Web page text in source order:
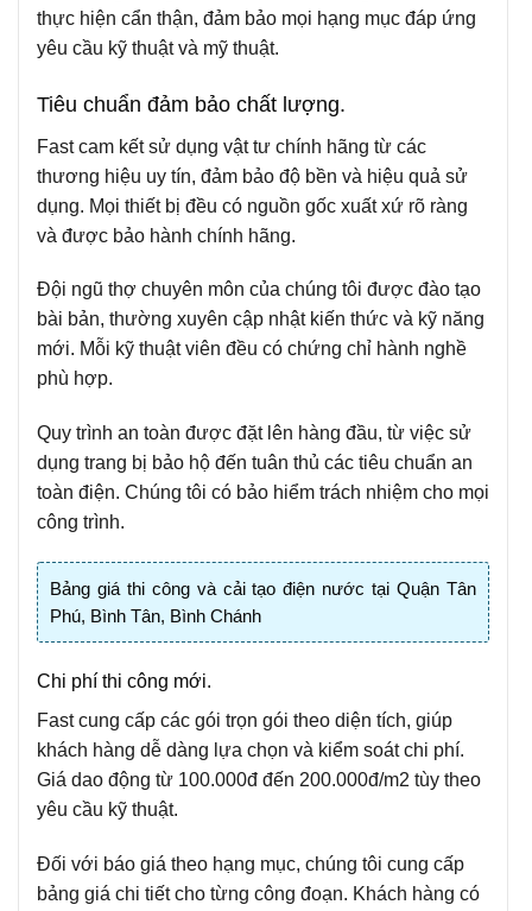
thực hiện cẩn thận, đảm bảo mọi hạng mục đáp ứng
yêu cầu kỹ thuật và mỹ thuật.
Tiêu chuẩn đảm bảo chất lượng.
Fast cam kết sử dụng vật tư chính hãng từ các
thương hiệu uy tín, đảm bảo độ bền và hiệu quả sử
dụng. Mọi thiết bị đều có nguồn gốc xuất xứ rõ ràng
và được bảo hành chính hãng.
Đội ngũ thợ chuyên môn của chúng tôi được đào tạo
bài bản, thường xuyên cập nhật kiến thức và kỹ năng
mới. Mỗi kỹ thuật viên đều có chứng chỉ hành nghề
phù hợp.
Quy trình an toàn được đặt lên hàng đầu, từ việc sử
dụng trang bị bảo hộ đến tuân thủ các tiêu chuẩn an
toàn điện. Chúng tôi có bảo hiểm trách nhiệm cho mọi
công trình.
Bảng giá thi công và cải tạo điện nước tại Quận Tân
Phú, Bình Tân, Bình Chánh
Chi phí thi công mới.
Fast cung cấp các gói trọn gói theo diện tích, giúp
khách hàng dễ dàng lựa chọn và kiểm soát chi phí.
Giá dao động từ 100.000đ đến 200.000đ/m2 tùy theo
yêu cầu kỹ thuật.
Đối với báo giá theo hạng mục, chúng tôi cung cấp
bảng giá chi tiết cho từng công đoạn. Khách hàng có